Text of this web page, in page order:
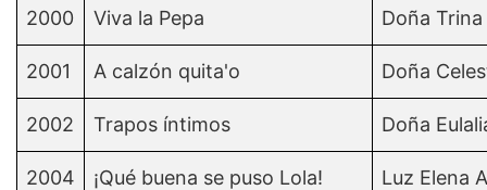
2000 Viva la Pepa Doña
2001 A calzón quita'o Doña
2002 Trapos íntimos Doña
2004 ¡Qué buena se puso Lola! Luz Elena